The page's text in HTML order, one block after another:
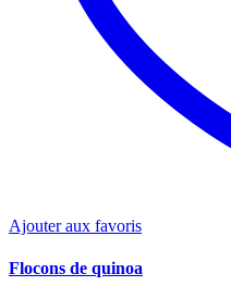
Ajouter aux favoris
Flocons de quinoa